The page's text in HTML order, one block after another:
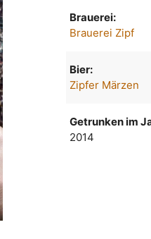
Brauerei:
Brauerei Zipf
Bier:
Zipfer Märzen
Getrunken im
2014